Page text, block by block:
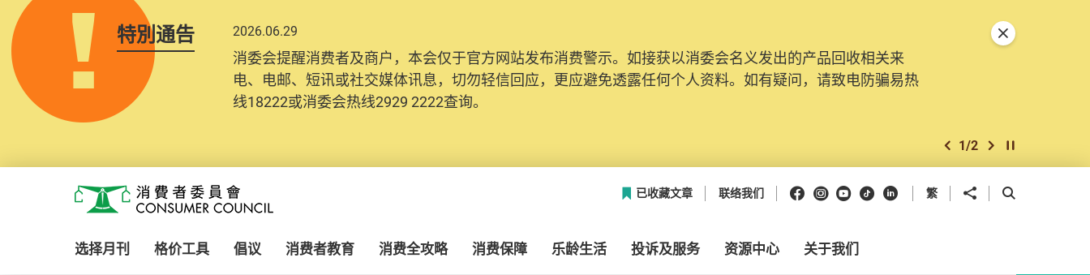
特別通告 2026.06.29
消委会提醒消费者及商户，本会仅于官方网站发布消费警示。如接获以消委会名义发出的产品回收相关来
电、电邮、短讯或社交媒体讯息，切勿轻信回应，更应避免透露任何个人资料。如有疑问，请致电防骗易热
线18222或消委会热线2929 2222查询。
上一个
1/2 下一个开始/暂停幻灯
关闭特別通告
消费者委员会
已收藏文章 联络我们 Facebook
Instagram
Youtube
抖音领英 繁 分享到 开启搜寻框
选择月刊 格价工具 倡议 消费者教育 消费全攻略 消费保障 乐龄生活 投诉及服务 资源中心 关于我们